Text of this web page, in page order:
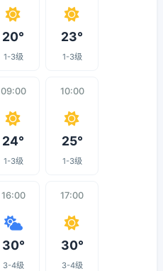
20°
1-3级
23°
1-3级
09:00
24°
1-3级
10:00
25°
1-3级
16:00
30°
3-4级
17:00
30°
3-4级